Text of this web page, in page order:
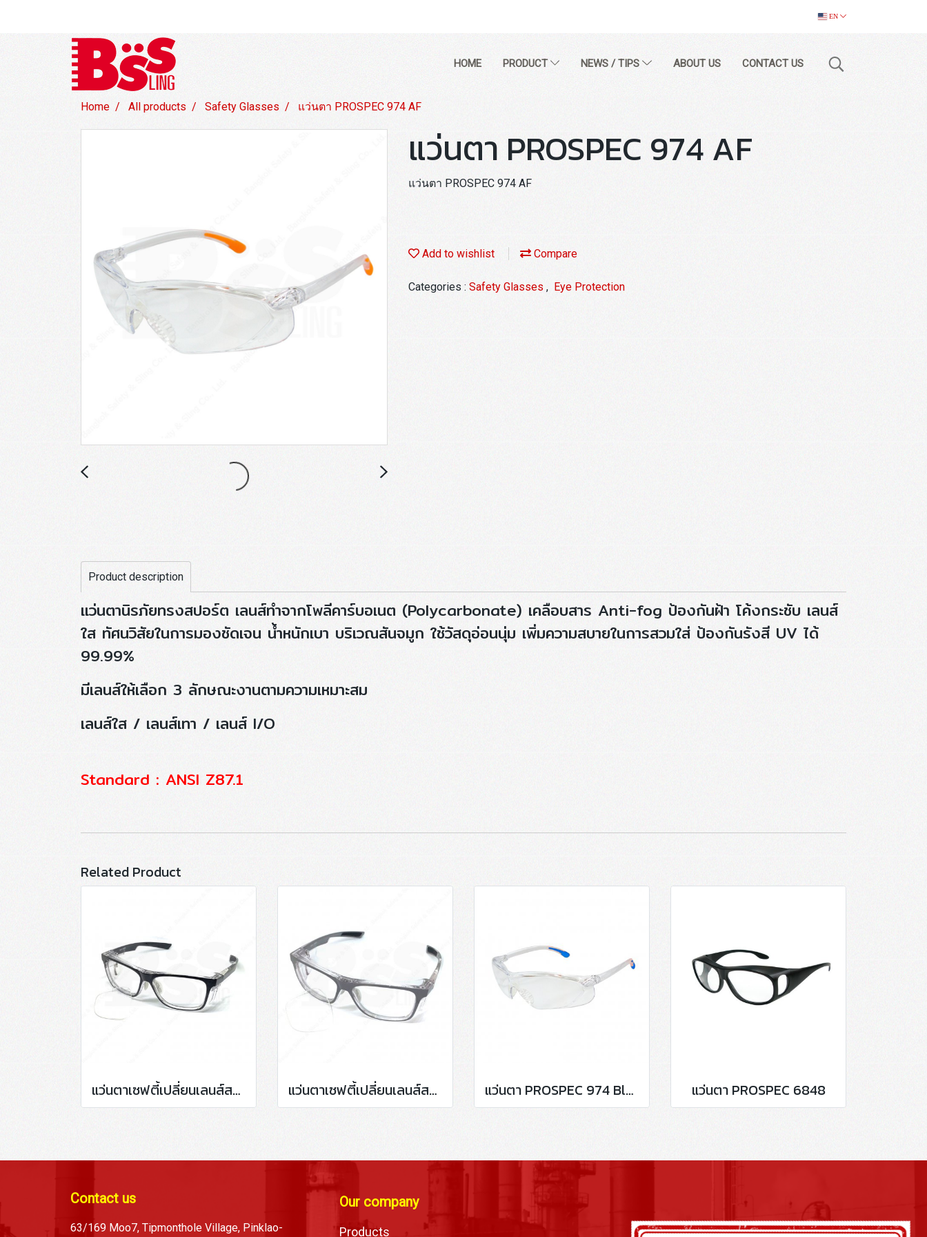
EN
HOME PRODUCT NEWS / TIPS ABOUT US CONTACT US
Home All products Safety Glasses แว่นตา PROSPEC 974 AF
แว่นตา PROSPEC 974 AF
แว่นตา PROSPEC 974 AF
Add to wishlist Compare
Categories : Safety Glasses , Eye Protection
Product description
แว่นตานิรภัยทรงสปอร์ต เลนส์ทำจากโพลีคาร์บอเนต (Polycarbonate) เคลือบสาร Anti-fog ป้องกันฝ้า โค้งกระชับ เลนส์
ใส ทัศนวิสัยในการมองชัดเจน น้ำหนักเบา บริเวณสันจมูก ใช้วัสดุอ่อนนุ่ม เพิ่มความสบายในการสวมใส่ ป้องกันรังสี UV ได้
99.99%
มีเลนส์ให้เลือก 3 ลักษณะงานตามความเหมาะสม
เลนส์ใส / เลนส์เทา / เลนส์ I/O
Standard : ANSI Z87.1
Related Product
แว่นตาเซฟตี้เปลี่ยนเลนส์สายตา กรอบสีดำ P15011 แว่นตาเซฟตี้เปลี่ยนเลนส์สายตา กรอบสีเทา P15011 แว่นตา PROSPEC 974 Blue AF แว่นตา PROSPEC 6848
Contact us
63/169 Moo7, Tipmonthole Village, Pinklao-
Our company
Products